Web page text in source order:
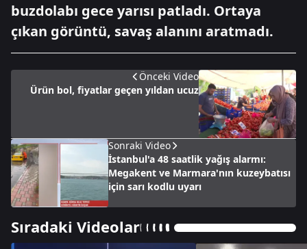
buzdolabı gece yarısı patladı. Ortaya
çıkan görüntü, savaş alanını aratmadı.
Önceki Video
Ürün bol, fiyatlar geçen yıldan ucuz
Sonraki Video
İstanbul'a 48 saatlik yağış alarmı:
Megakent ve Marmara'nın kuzeybatısı
için sarı kodlu uyarı
Sıradaki Videolar